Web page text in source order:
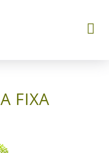
Toggle
FIXA